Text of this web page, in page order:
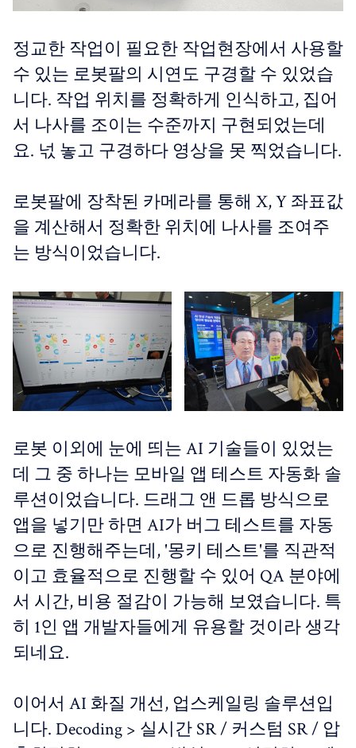
정교한 작업이 필요한 작업현장에서 사용할
수 있는 로봇팔의 시연도 구경할 수 있었습
니다. 작업 위치를 정확하게 인식하고, 집어
서 나사를 조이는 수준까지 구현되었는데
요. 넋 놓고 구경하다 영상을 못 찍었습니다.
로봇팔에 장착된 카메라를 통해 X, Y 좌표값
을 계산해서 정확한 위치에 나사를 조여주
는 방식이었습니다.
로봇 이외에 눈에 띄는 AI 기술들이 있었는
데 그 중 하나는 모바일 앱 테스트 자동화 솔
루션이었습니다. 드래그 앤 드롭 방식으로
앱을 넣기만 하면 AI가 버그 테스트를 자동
으로 진행해주는데, '몽키 테스트'를 직관적
이고 효율적으로 진행할 수 있어 QA 분야에
서 시간, 비용 절감이 가능해 보였습니다. 특
히 1인 앱 개발자들에게 유용할 것이라 생각
되네요.
이어서 AI 화질 개선, 업스케일링 솔루션입
니다. Decoding > 실시간 SR / 커스텀 SR / 압